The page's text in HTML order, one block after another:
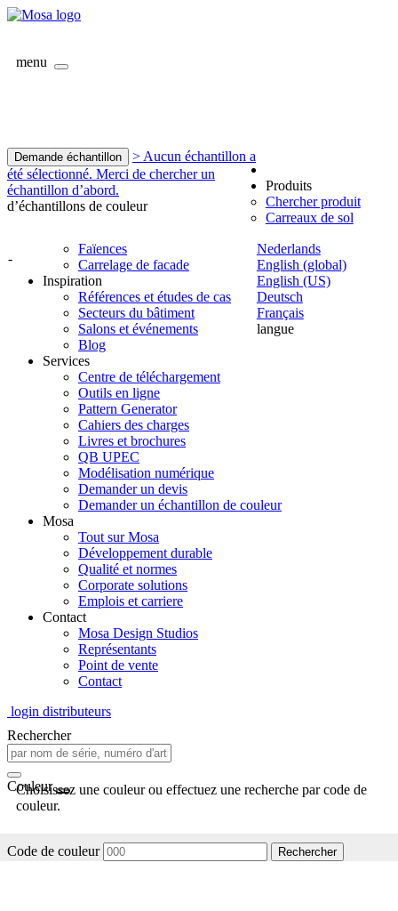
menu
Demande échantillon
> Aucun échantillon a
été sélectionné. Merci de chercher un
échantillon d’abord.
d’échantillons de couleur
-
Nederlands
English (global)
English (US)
Deutsch
Français
langue
Produits
Chercher produit
Carreaux de sol
Faïences
Carrelage de facade
Inspiration
Références et études de cas
Secteurs du bâtiment
Salons et événements
Blog
Services
Centre de téléchargement
Outils en ligne
Pattern Generator
Cahiers des charges
Livres et brochures
QB UPEC
Modélisation numérique
Demander un devis
Demander un échantillon de couleur
Mosa
Tout sur Mosa
Développement durable
Qualité et normes
Corporate solutions
Emplois et carriere
Contact
Mosa Design Studios
Représentants
Point de vente
Contact
login distributeurs
Rechercher
Couleur
Choisissez une couleur ou effectuez une recherche par code de
couleur.
Code de couleur Rechercher